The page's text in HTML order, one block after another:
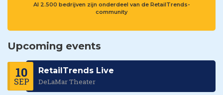
Al 2.500 bedrijven zijn onderdeel van de RetailTrends-
community
Upcoming events
10
SEP
RetailTrends Live
DeLaMar Theater